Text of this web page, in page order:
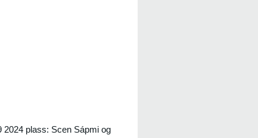
2024 plass: Scen Sápmi og